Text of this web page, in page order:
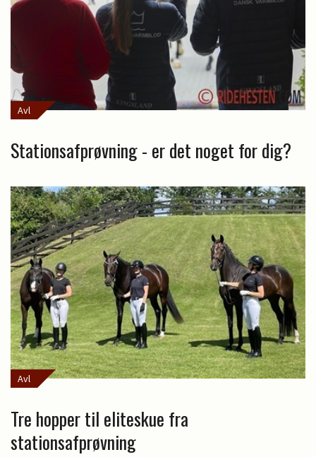
Avl
Stationsafprøvning - er det noget for dig?
Avl
Tre hopper til eliteskue fra
stationsafprøvning